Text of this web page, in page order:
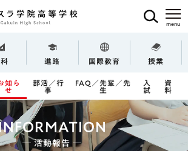
進路 国際教育 授業
知ら
せ
部活／行
事
FAQ／先輩／先
生
入
試
資
料
─ 活動報告 ─